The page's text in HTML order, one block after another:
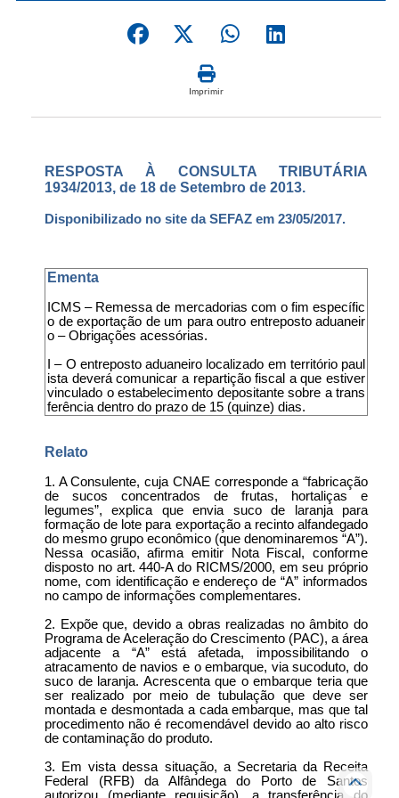
Imprimir
RESPOSTA À CONSULTA TRIBUTÁRIA
1934/2013, de 18 de Setembro de 2013.
Disponibilizado no site da SEFAZ em 23/05/2017.
Ementa
ICMS – Remessa de mercadorias com o fim específic
o de exportação de um para outro entreposto aduaneir
o – Obrigações acessórias.
I – O entreposto aduaneiro localizado em território paul
ista deverá comunicar a repartição fiscal a que estiver
vinculado o estabelecimento depositante sobre a trans
ferência dentro do prazo de 15 (quinze) dias.
Relato
1. A Consulente, cuja CNAE corresponde a “fabricação
de sucos concentrados de frutas, hortaliças e
legumes”, explica que envia suco de laranja para
formação de lote para exportação a recinto alfandegado
do mesmo grupo econômico (que denominaremos “A”).
Nessa ocasião, afirma emitir Nota Fiscal, conforme
disposto no art. 440-A do RICMS/2000, em seu próprio
nome, com identificação e endereço de “A” informados
no campo de informações complementares.
2. Expõe que, devido a obras realizadas no âmbito do
Programa de Aceleração do Crescimento (PAC), a área
adjacente a “A” está afetada, impossibilitando o
atracamento de navios e o embarque, via sucoduto, do
suco de laranja. Acrescenta que o embarque teria que
ser realizado por meio de tubulação que deve ser
montada e desmontada a cada embarque, mas que tal
procedimento não é recomendável devido ao alto risco
de contaminação do produto.
3. Em vista dessa situação, a Secretaria da Receita
Federal (RFB) da Alfândega do Porto de Santos